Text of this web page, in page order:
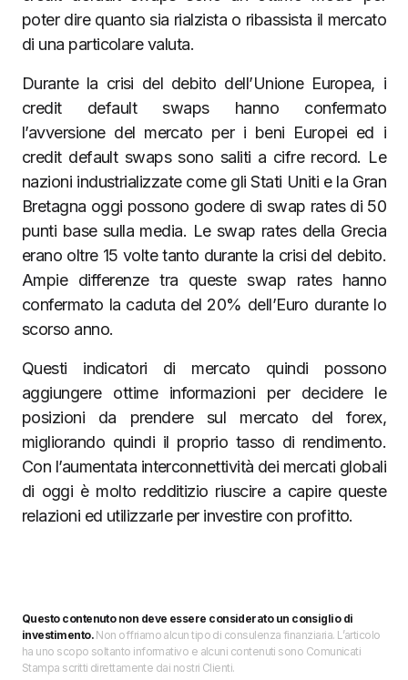
poter dire quanto sia rialzista o ribassista il mercato
di una particolare valuta.
Durante la crisi del debito dell’Unione Europea, i
credit default swaps hanno confermato
l’avversione del mercato per i beni Europei ed i
credit default swaps sono saliti a cifre record. Le
nazioni industrializzate come gli Stati Uniti e la Gran
Bretagna oggi possono godere di swap rates di 50
punti base sulla media. Le swap rates della Grecia
erano oltre 15 volte tanto durante la crisi del debito.
Ampie differenze tra queste swap rates hanno
confermato la caduta del 20% dell’Euro durante lo
scorso anno.
Questi indicatori di mercato quindi possono
aggiungere ottime informazioni per decidere le
posizioni da prendere sul mercato del forex,
migliorando quindi il proprio tasso di rendimento.
Con l’aumentata interconnettività dei mercati globali
di oggi è molto redditizio riuscire a capire queste
relazioni ed utilizzarle per investire con profitto.
Questo contenuto non deve essere considerato un consiglio di
investimento.Non offriamo alcun tipo di consulenza finanziaria. L’articolo
ha uno scopo soltanto informativo e alcuni contenuti sono Comunicati
Stampa scritti direttamente dai nostri Clienti.